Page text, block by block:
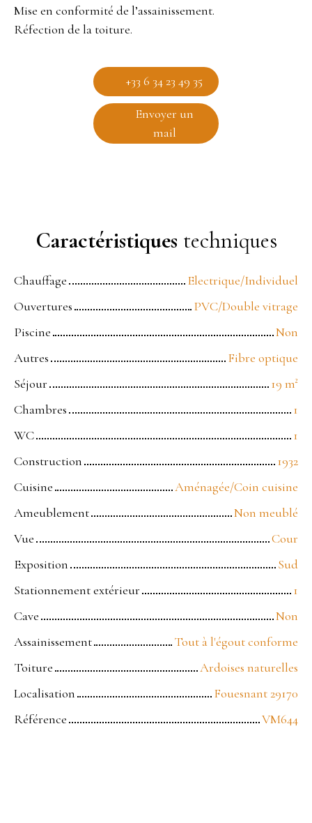
Mise en conformité de l’assainissement.
Réfection de la toiture.
+33 6 34 23 49 35
Envoyer un
mail
Caractéristiques techniques
Chauffage
Electrique/Individuel
Ouvertures
PVC/Double vitrage
Piscine
Non
Autres
Fibre optique
Séjour
19 m²
Chambres
1
WC
1
Construction
1932
Cuisine
Aménagée/Coin cuisine
Ameublement
Non meublé
Vue
Cour
Exposition
Sud
Stationnement extérieur
1
Cave
Non
Assainissement
Tout à l'égout conforme
Toiture
Ardoises naturelles
Localisation
Fouesnant 29170
Référence
VM644